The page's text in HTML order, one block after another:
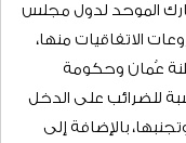
وتوسيع منافع منظومة
أنجزت اللجان الدائمة
في مختلف القطاعات خلال أكثر من
والثانية لدور